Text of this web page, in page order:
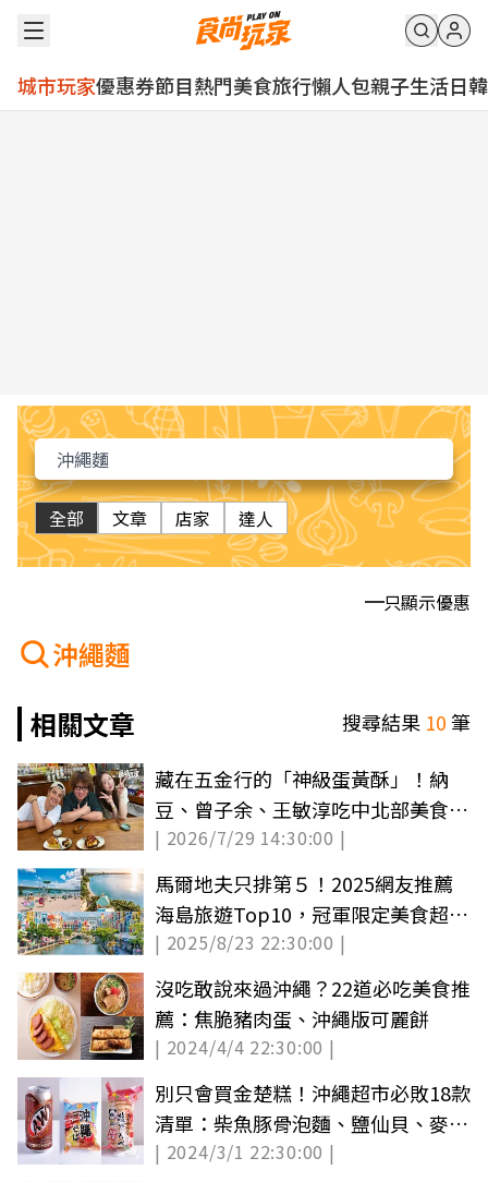
城市玩家優惠券節目熱門美食旅行懶人包親子生活日韓
全部 文章 店家 達人
只顯示優惠
沖繩麵
相關文章
搜尋結果 10筆
藏在五金行的「神級蛋黃酥」！納
豆、曾子余、王敏淳吃中北部美食｜
7/29店家資訊
| 2026/7/29 14:30:00 |
馬爾地夫只排第５！2025網友推薦
海島旅遊Top10，冠軍限定美食超誘
人
| 2025/8/23 22:30:00 |
沒吃敢說來過沖繩？22道必吃美食推
薦：焦脆豬肉蛋、沖繩版可麗餅
| 2024/4/4 22:30:00 |
別只會買金楚糕！沖繩超市必敗18款
清單：柴魚豚骨泡麵、鹽仙貝、麥根
沙士
| 2024/3/1 22:30:00 |